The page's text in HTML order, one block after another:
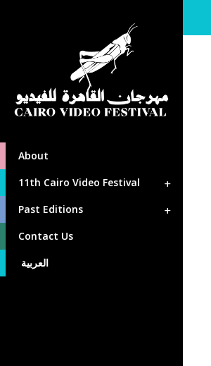
About
11th Cairo Video Festival
Past Editions
Contact Us
العربية